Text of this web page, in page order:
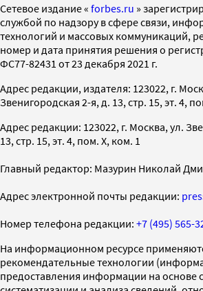
Cетевое издание « forbes.ru »
службой по надзору в сфере связи,
технологий и массовых коммуникаций,
номер и дата принятия решения о
ФС77-82431 от 23 декабря 2021 г.
Адрес редакции, издателя: 123022, г.
Звенигородская 2-я, д. 13, стр. 15, эт. 4,
Адрес редакции: 123022, г. Москва, ул.
13, стр. 15, эт. 4, пом. X, ком. 1
Главный редактор: Мазурин Николай
Адрес электронной почты редакции:
Номер телефона редакции: +7 (495) 565-
На информационном ресурсе
рекомендательные технологии
предоставления информации на основе